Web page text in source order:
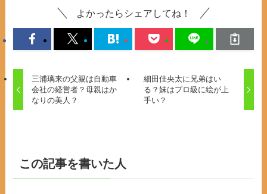
よかったらシェアしてね！
三浦璃来の父親は自動車
会社の経営者？母親はか
なりの美人？
細田佳央太に兄弟はい
る？妹はプロ級に絵が上
手い？
この記事を書いた人